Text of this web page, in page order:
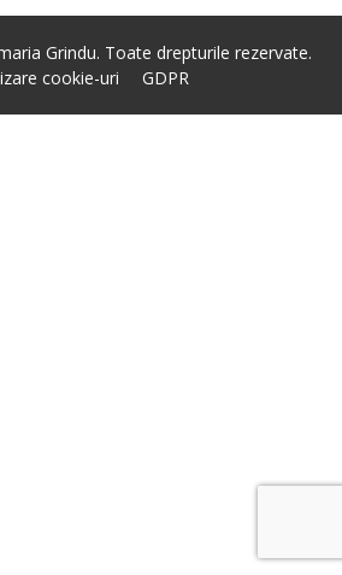
Grindu. Toate drepturile rezervate.
cookie-uri
GDPR